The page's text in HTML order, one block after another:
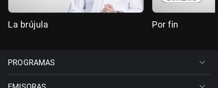
La brújula Por fin
PROGRAMAS